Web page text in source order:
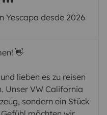
Yescapa desde 2026
👋
lieben es zu reisen
Unser VW California
sondern ein Stück